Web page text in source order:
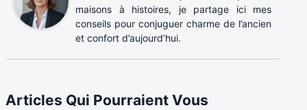
maisons à histoires, je partage ici mes
conseils pour conjuguer charme de l’ancien
et confort d’aujourd’hui.
Articles Qui Pourraient Vous